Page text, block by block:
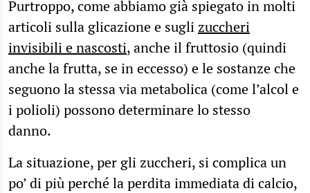
Purtroppo, come abbiamo già spiegato in molti
articoli sulla glicazione e sugli zuccheri
invisibili e nascosti, anche il fruttosio (quindi
anche la frutta, se in eccesso) e le sostanze che
seguono la stessa via metabolica (come l’alcol e
i polioli) possono determinare lo stesso
danno.
La situazione, per gli zuccheri, si complica un
po’ di più perché la perdita immediata di calcio,